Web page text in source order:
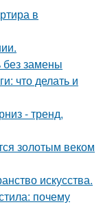
в
без замены
что делать и
- тренд,
золотым веком
искусства.
почему